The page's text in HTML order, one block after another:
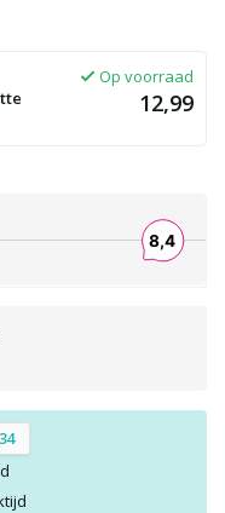
Op voorraad
12,99
33